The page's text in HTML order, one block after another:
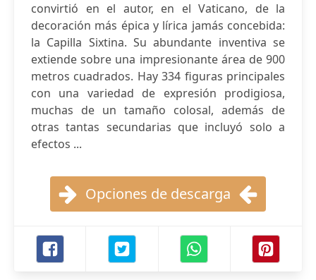
convirtió en el autor, en el Vaticano, de la
decoración más épica y lírica jamás concebida:
la Capilla Sixtina. Su abundante inventiva se
extiende sobre una impresionante área de 900
metros cuadrados. Hay 334 figuras principales
con una variedad de expresión prodigiosa,
muchas de un tamaño colosal, además de
otras tantas secundarias que incluyó solo a
efectos ...
Opciones de descarga